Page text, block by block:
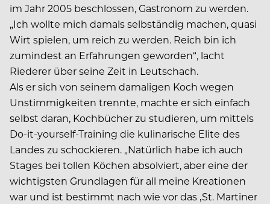
im Jahr 2005 beschlossen, Gastronom zu werden.
„Ich wollte mich damals selbständig machen, quasi
Wirt spielen, um reich zu werden. Reich bin ich
zumindest an Erfahrungen geworden“, lacht
Riederer über seine Zeit in Leutschach.
Als er sich von seinem damaligen Koch wegen
Unstimmigkeiten trennte, machte er sich einfach
selbst daran, Kochbücher zu studieren, um mittels
Do-it-yourself-Training die kulinarische Elite des
Landes zu schockieren. „Natürlich habe ich auch
Stages bei tollen Köchen absolviert, aber eine der
wichtigsten Grundlagen für all meine Kreationen
war und ist bestimmt nach wie vor das ‚St. Martiner